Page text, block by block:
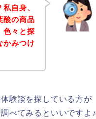
自身、
酸の商品
色々と探
かみつけ
験談を探している方が
べてみるといいですよ♪